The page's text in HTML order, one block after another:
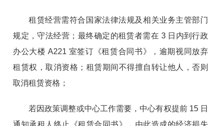
租赁经营需符合国家法律法规及相关业务主管部门
规定，守法经营；最终确定的租赁者需在 3 日内到行政
办公大楼 A221 室签订《租赁合同书》，逾期视同放弃
租赁权，取消资格；租赁期间不得擅自转让他人，否则
取消租赁资格；
若因政策调整或中心工作需要，中心有权提前 15 日
通知承租人终止《租赁合同书》，由此造成的经济损失